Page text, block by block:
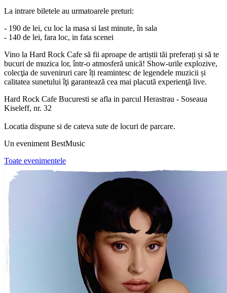
La intrare biletele au urmatoarele preturi:
- 190 de lei, cu loc la masa si last minute, în sala
- 140 de lei, fara loc, in fata scenei
Vino la Hard Rock Cafe să fii aproape de artiștii tăi preferați și să te
bucuri de muzica lor, într-o atmosferă unică! Show-urile explozive,
colecţia de suveniruri care îți reamintesc de legendele muzicii și
calitatea sunetului îţi garantează cea mai placută experienţă live.
Hard Rock Cafe Bucuresti se afla in parcul Herastrau - Soseaua
Kiseleff, nr. 32
Locatia dispune si de cateva sute de locuri de parcare.
Un eveniment BestMusic
Toate evenimentele